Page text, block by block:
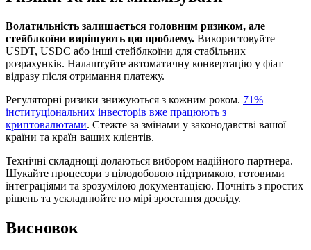
Волатильність залишається головним ризиком, але
стейблкоїни вирішують цю проблему. Використовуйте
USDT, USDC або інші стейблкоїни для стабільних
розрахунків. Налаштуйте автоматичну конвертацію у фіат
відразу після отримання платежу.
Регуляторні ризики знижуються з кожним роком. 71%
інституціональних інвесторів вже працюють з
криптовалютами. Стежте за змінами у законодавстві вашої
країни та країн ваших клієнтів.
Технічні складнощі долаються вибором надійного партнера.
Шукайте процесори з цілодобовою підтримкою, готовими
інтеграціями та зрозумілою документацією. Почніть з простих
рішень та ускладнюйте по мірі зростання досвіду.
Висновок